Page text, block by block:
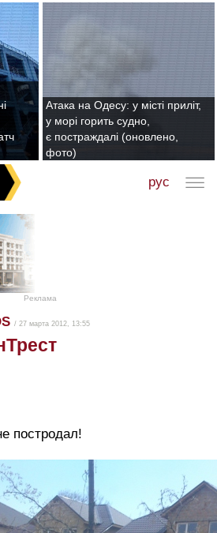
Атака на Одесу: у місті приліт,
у морі горить судно,
є постраждалі (оновлено,
фото)
рус
Реклама
/ 27 марта 2012, 13:55
постродал!